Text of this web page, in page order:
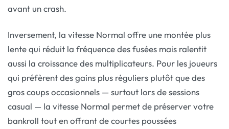
avant un crash.
Inversement, la vitesse Normal offre une montée plus
lente qui réduit la fréquence des fusées mais ralentit
aussi la croissance des multiplicateurs. Pour les joueurs
qui préfèrent des gains plus réguliers plutôt que des
gros coups occasionnels — surtout lors de sessions
casual — la vitesse Normal permet de préserver votre
bankroll tout en offrant de courtes poussées